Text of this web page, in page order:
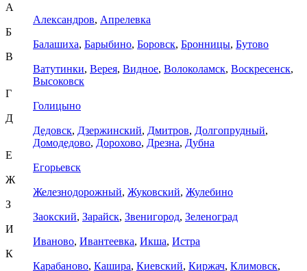
А
Александров, Апрелевка
Б
Балашиха, Барыбино, Боровск, Бронницы, Бутово
В
Ватутинки, Верея, Видное, Волоколамск, Воскресенск,
Высоковск
Г
Голицыно
Д
Дедовск, Дзержинский, Дмитров, Долгопрудный,
Домодедово, Дорохово, Дрезна, Дубна
Е
Егорьевск
Ж
Железнодорожный, Жуковский, Жулебино
З
Заокский, Зарайск, Звенигород, Зеленоград
И
Иваново, Ивантеевка, Икша, Истра
К
Карабаново, Кашира, Киевский, Киржач, Климовск,